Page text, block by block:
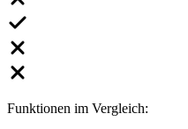
Funktionen im Vergleich: